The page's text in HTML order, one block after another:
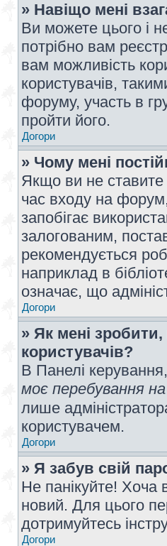
» Навіщо мені
Ви можете цього і
потрібно вам
вам можливість
користувачів,
форуму, участь в
пройти його.
Догори
» Чому мені
Якщо ви не ставите
час входу на
запобігає
залогованим,
рекомендується
наприклад в
означає, що
Догори
» Як мені
користувачів?
В Панелі
моє перебування
лише
користувачем.
Догори
» Я забув свій
Не панікуйте!
новий. Для цього
дотримуйтесь
Догори